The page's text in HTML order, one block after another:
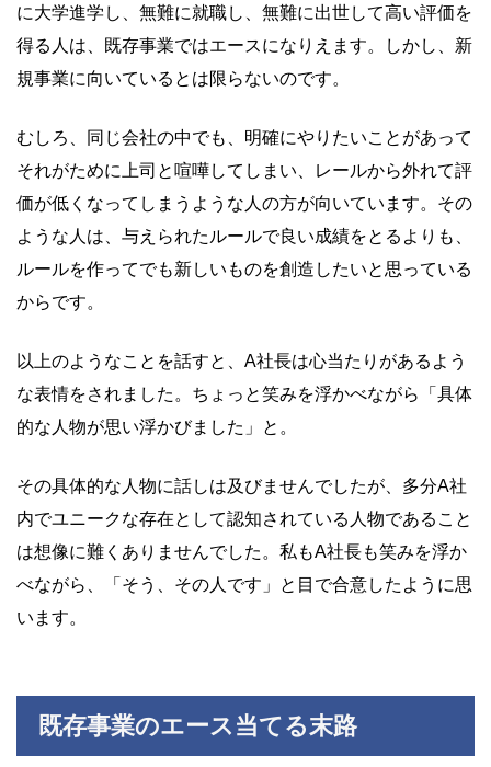
に大学進学し、無難に就職し、無難に出世して高い評価を
得る人は、既存事業ではエースになりえます。しかし、新
規事業に向いているとは限らないのです。
むしろ、同じ会社の中でも、明確にやりたいことがあって
それがために上司と喧嘩してしまい、レールから外れて評
価が低くなってしまうような人の方が向いています。その
ような人は、与えられたルールで良い成績をとるよりも、
ルールを作ってでも新しいものを創造したいと思っている
からです。
以上のようなことを話すと、A社長は心当たりがあるよう
な表情をされました。ちょっと笑みを浮かべながら「具体
的な人物が思い浮かびました」と。
その具体的な人物に話しは及びませんでしたが、多分A社
内でユニークな存在として認知されている人物であること
は想像に難くありませんでした。私もA社長も笑みを浮か
べながら、「そう、その人です」と目で合意したように思
います。
既存事業のエース当てる末路